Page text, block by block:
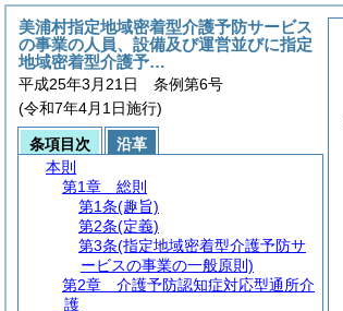
美浦村指定地域密着型介護予防サービス
の事業の人員、設備及び運営並びに指定
地域密着型介護予…
平成25年3月21日 条例第6号
(令和7年4月1日施行)
条項目次
沿革
本則
第1章
総則
第1条(趣旨)
第2条(定義)
第3条(指定地域密着型介護予防サ
ービスの事業の一般原則)
第2章
介護予防認知症対応型通所介
護